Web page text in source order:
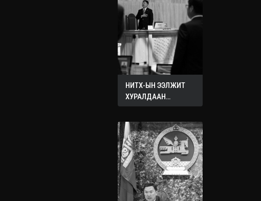
НИТХ-ЫН ЭЭЛЖИТ
ХУРАЛДААН
ЭХЭЛЛЭЭ